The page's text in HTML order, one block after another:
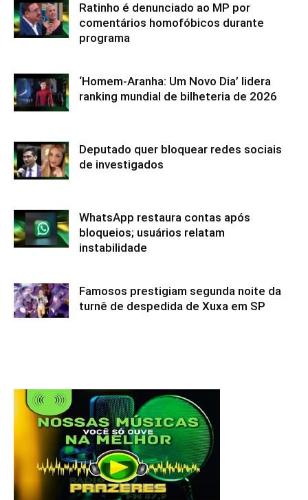
Ratinho é denunciado ao MP por
comentários homofóbicos durante
programa
‘Homem-Aranha: Um Novo Dia’ lidera
ranking mundial de bilheteria de 2026
Deputado quer bloquear redes sociais
de investigados
WhatsApp restaura contas após
bloqueios; usuários relatam
instabilidade
Famosos prestigiam segunda noite da
turnê de despedida de Xuxa em SP